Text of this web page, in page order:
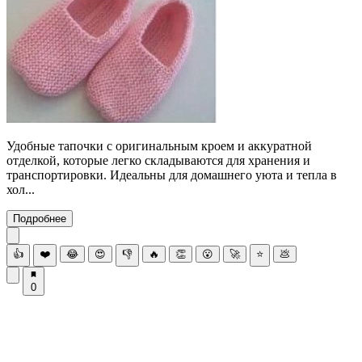
Удобные тапочки с оригинальным кроем и аккуратной
отделкой, которые легко складываются для хранения и
транспортировки. Идеальны для домашнего уюта и тепла в
хол...
Подробнее
👍 ❤️ 😂 😍 👎 🔥 👏 😮 🚀 ⭐ 💩
0